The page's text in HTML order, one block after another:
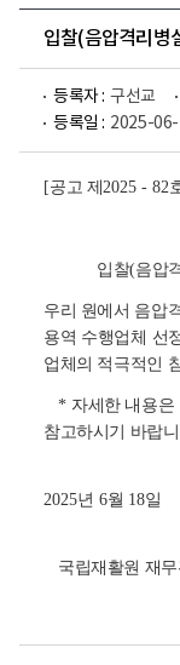
입찰(음압격리병
등록자 : 구선교
등록일 : 2025-
[공고 제2025 - 82
입찰(음압
우리 원에서 음압
용역 수행업체 선
업체의 적극적인
* 자세한 내용은
참고하시기 바랍
2025년 6월 18일
국립재활원 재